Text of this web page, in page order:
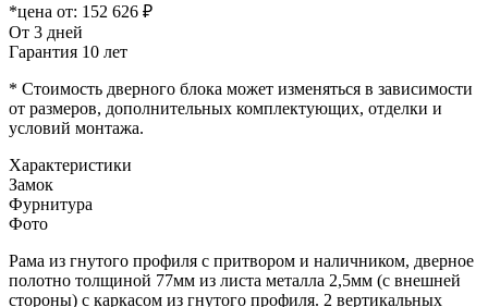
*цена от: 152 626 ₽
От 3 дней
Гарантия 10 лет
* Стоимость дверного блока может изменяться в зависимости
от размеров, дополнительных комплектующих, отделки и
условий монтажа.
Характеристики
Замок
Фурнитура
Фото
Рама из гнутого профиля с притвором и наличником, дверное
полотно толщиной 77мм из листа металла 2,5мм (с внешней
стороны) c каркасом из гнутого профиля. 2 вертикальных